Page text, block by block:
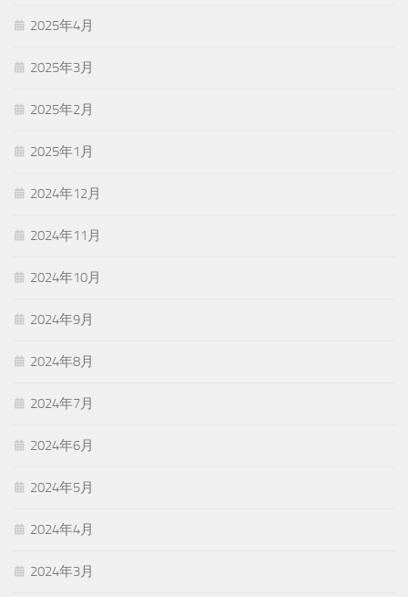
2025年4月
2025年3月
2025年2月
2025年1月
2024年12月
2024年11月
2024年10月
2024年9月
2024年8月
2024年7月
2024年6月
2024年5月
2024年4月
2024年3月